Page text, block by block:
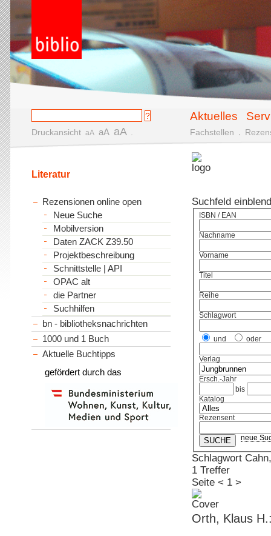
Aktuelles
Druckansicht aA aA aA Fachstellen
Suchfeld
ISBN / EAN
Nachname
Vorname
Titel
Reihe
Schlagwort
und oder
Verlag
Ersch.-Jahr
bis
Katalog
Rezensent
neue
Schlagwort
1 Treffer
Seite < 1 >
Orth, Klaus
Literatur
Rezensionen online open
Neue Suche
Mobilversion
Daten ZACK Z39.50
Projektbeschreibung
Schnittstelle | API
OPAC alt
die Partner
Suchhilfen
bn - bibliotheksnachrichten
1000 und 1 Buch
Aktuelle Buchtipps
gefördert durch das